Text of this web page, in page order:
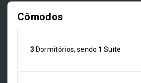
Cômodos
3 Dormitórios, sendo 1 Suíte